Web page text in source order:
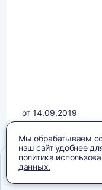
от 14.09.2019
соответствия
Мы обрабатываем
наш сайт удобнее
политика
данных.